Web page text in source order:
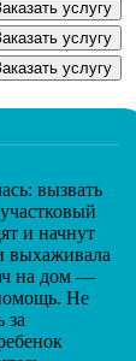
услугу
услугу
услугу
вызвать
и начнут
выхаживала
на дом —
Не
за